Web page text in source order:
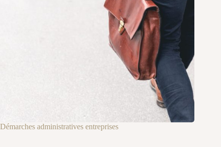
Démarches administratives entreprises